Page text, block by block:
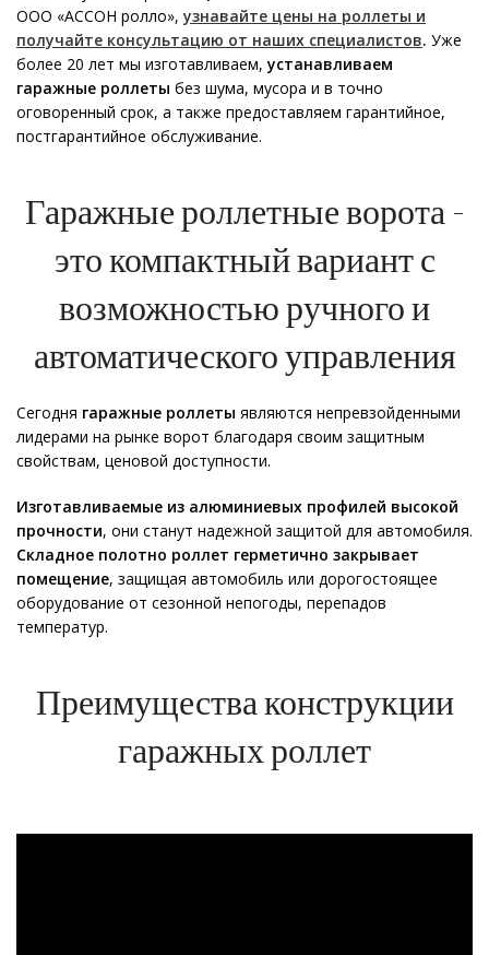
ООО «АССОН ролло»,узнавайте цены на роллеты и
получайте консультацию от наших специалистов. Уже
более 20 лет мы изготавливаем,устанавливаем
гаражные роллеты без шума, мусора и в точно
оговоренный срок, а также предоставляем гарантийное,
постгарантийное обслуживание.
Гаражные роллетные ворота -
это компактный вариант с
возможностью ручного и
автоматического управления
Сегодня гаражные роллеты являются непревзойденными
лидерами на рынке ворот благодаря своим защитным
свойствам, ценовой доступности.
Изготавливаемые из алюминиевых профилей высокой
прочности, они станут надежной защитой для автомобиля.
Складное полотно роллет герметично закрывает
помещение, защищая автомобиль или дорогостоящее
оборудование от сезонной непогоды, перепадов
температур.
Преимущества конструкции
гаражных роллет